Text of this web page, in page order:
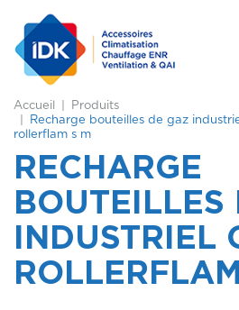
Accueil
Produits
Recharge bouteilles de gaz
rollerflam s m
RECHARGE
BOUTEILLES
INDUSTRIEL